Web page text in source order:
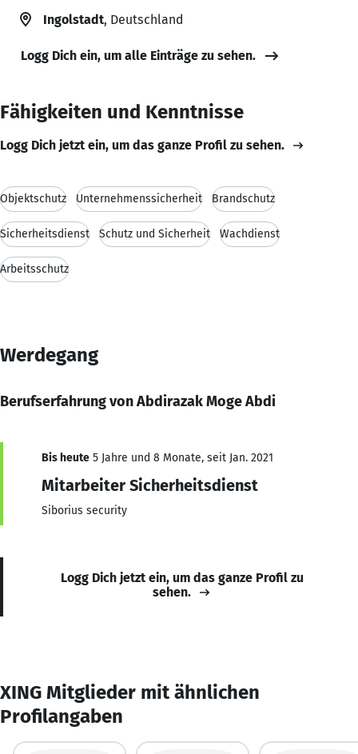
Ingolstadt, Deutschland
Logg Dich ein, um alle Einträge zu sehen.
Fähigkeiten und Kenntnisse
Logg Dich jetzt ein, um das ganze Profil zu sehen.
Objektschutz Unternehmenssicherheit Brandschutz
Sicherheitsdienst Schutz und Sicherheit Wachdienst
Arbeitsschutz
Werdegang
Berufserfahrung von Abdirazak Moge Abdi
Bis heute 5 Jahre und 8 Monate, seit Jan. 2021
Mitarbeiter Sicherheitsdienst
Siborius security
Logg Dich jetzt ein, um das ganze Profil zu
sehen.
XING Mitglieder mit ähnlichen
Profilangaben